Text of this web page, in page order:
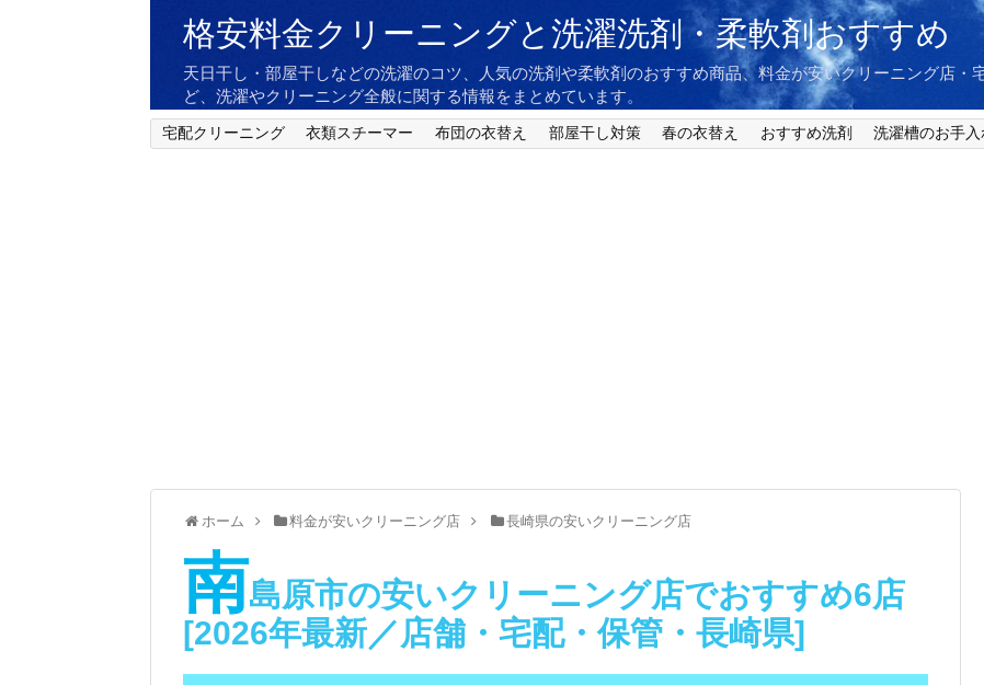
格安料金クリーニングと洗濯洗剤・柔軟剤おすすめ
天日干し・部屋干しなどの洗濯のコツ、人気の洗剤や柔軟剤のおすすめ商品、料金が安いクリーニング店・
ど、洗濯やクリーニング全般に関する情報をまとめています。
宅配クリーニング 衣類スチーマー 布団の衣替え 部屋干し対策 春の衣替え おすすめ洗剤 洗濯槽のお手入
ホーム 料金が安いクリーニング店 長崎県の安いクリーニング店
南島原市の安いクリーニング店でおすすめ6店
[2026年最新／店舗・宅配・保管・長崎県]